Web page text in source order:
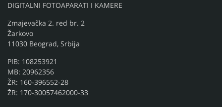
DIGITALNI FOTOAPARATI I KAMERE
Zmajevačka 2. red br. 2
Žarkovo
11030 Beograd, Srbija
PIB: 108253921
MB: 20962356
ŽR: 160-396552-28
ŽR: 170-30057462000-33